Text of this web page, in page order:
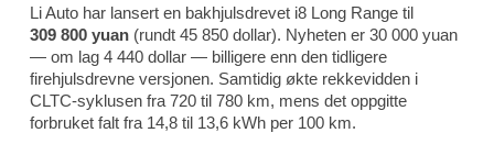
Li Auto har lansert en bakhjulsdrevet i8 Long Range til
309 800 yuan (rundt 45 850 dollar). Nyheten er 30 000 yuan
— om lag 4 440 dollar — billigere enn den tidligere
firehjulsdrevne versjonen. Samtidig økte rekkevidden i
CLTC-syklusen fra 720 til 780 km, mens det oppgitte
forbruket falt fra 14,8 til 13,6 kWh per 100 km.